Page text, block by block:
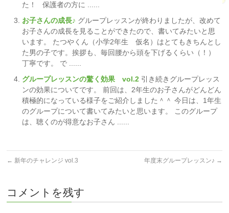
た！ 保護者の方に ......
お子さんの成長♪ グループレッスンが終わりましたが、改めて
お子さんの成長を見ることができたので、書いてみたいと思
います。 たつやくん（小学2年生 仮名）はとてもきちんとし
た男の子です。挨拶も、毎回腰から頭を下げるくらい（！）
丁寧です。 で ......
グループレッスンの驚く効果 vol.2 引き続きグループレッス
ンの効果についてです。 前回は、2年生のお子さんがどんどん
積極的になっている様子をご紹介しました＾＾ 今日は、1年生
のグループについて書いてみたいと思います。 このグループ
は、聴くのが得意なお子さん ......
← 新年のチャレンジ vol.3 年度末グループレッスン♪ →
コメントを残す